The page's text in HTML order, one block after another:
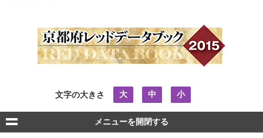
文字の大きさ 大 中 小
メニューを開閉する